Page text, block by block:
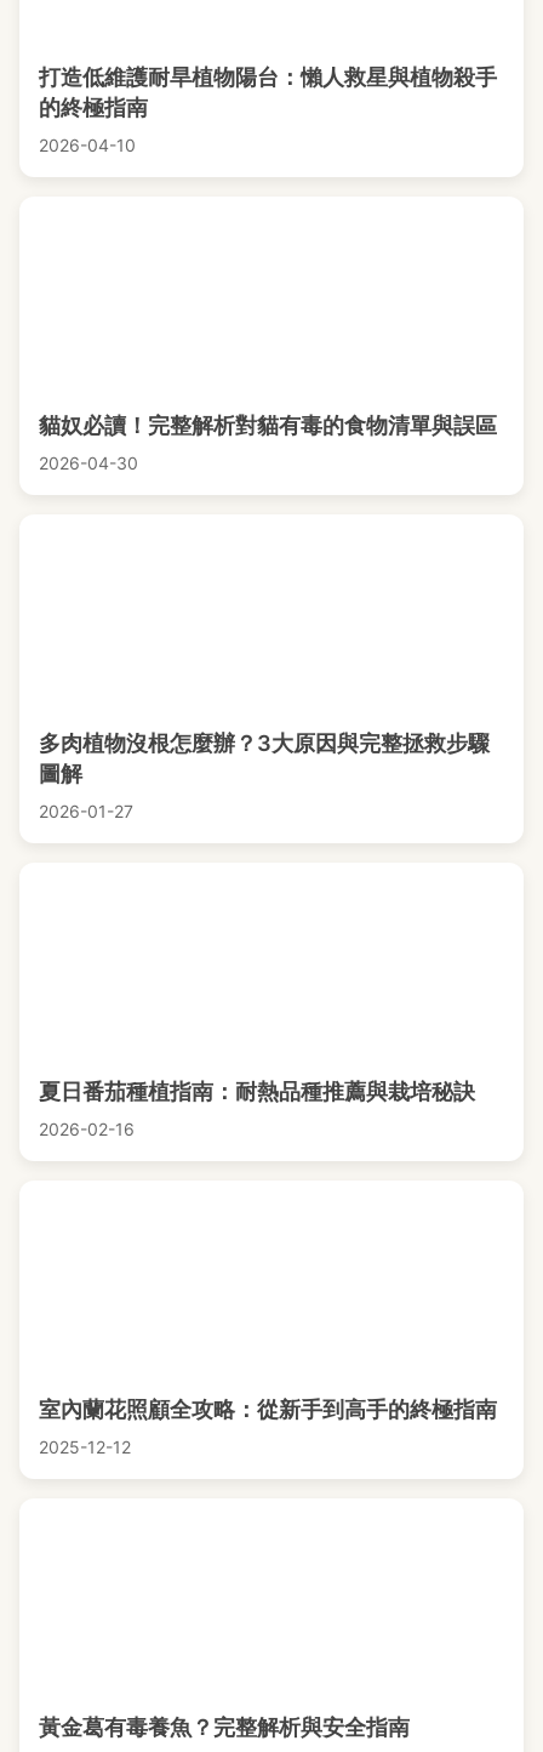
打造低維護耐旱植物陽台：懶人救星與植物殺手
的終極指南
2026-04-10
貓奴必讀！完整解析對貓有毒的食物清單與誤區
2026-04-30
多肉植物沒根怎麼辦？3大原因與完整拯救步驟
圖解
2026-01-27
夏日番茄種植指南：耐熱品種推薦與栽培秘訣
2026-02-16
室內蘭花照顧全攻略：從新手到高手的終極指南
2025-12-12
黃金葛有毒養魚？完整解析與安全指南